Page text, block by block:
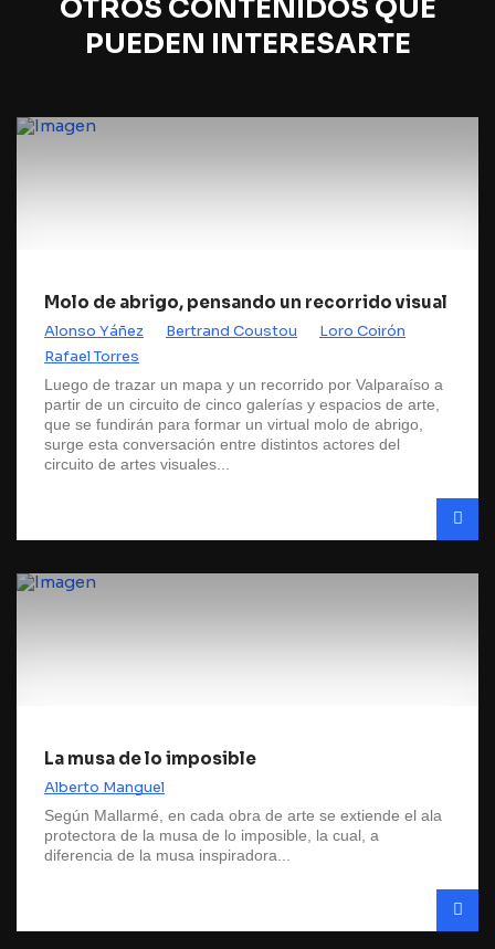
OTROS CONTENIDOS QUE
PUEDEN INTERESARTE
Molo de abrigo, pensando un recorrido visual
Alonso Yáñez Bertrand Coustou
Loro Coirón
Rafael Torres
Luego de trazar un mapa y un recorrido por Valparaíso a
partir de un circuito de cinco galerías y espacios de arte,
que se fundirán para formar un virtual molo de abrigo,
surge esta conversación entre distintos actores del
circuito de artes visuales...
La musa de lo imposible
Alberto Manguel
Según Mallarmé, en cada obra de arte se extiende el ala
protectora de la musa de lo imposible, la cual, a
diferencia de la musa inspiradora...